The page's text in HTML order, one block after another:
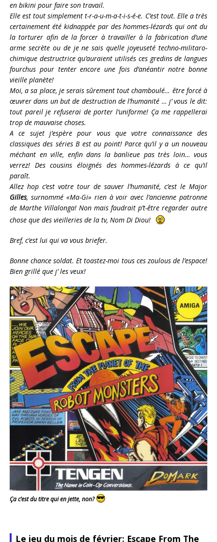
en bikini pour faire son travail.
Elle est tout simplement t-r-a-u-m-a-t-i-s-é-e. C’est tout. Elle a très
certainement été kidnappée par des hommes-lézards qui ont du
la torturer afin de la forcer à travailler à la fabrication d’une
arme secrète ou de je ne sais quelle joyeuseté techno-militaro-
chimique destructrice qu’auraient utilisés ces gredins de langues
fourchus pour tenter encore une fois d’anéantir notre bonne
vieille planète!
Moi, a sa place, je serais sûrement tout chamboulé… être forcé à
œuvrer dans un but de destruction de l’humanité … j’ vous le dit:
tout pareil je refuserai de porter l’uniforme! Ça me rappellerai
trop de mauvaise choses.
A ce sujet j’espère pour vous que votre connaissance des
classiques des séries B est au point! Parce qu’il y a un nouveau
méchant en ville, enfin dans la banlieue pas très loin… vous
verrez! Des cousins éloignés des hommes-lézards à ce qu’il
paraît.
Allez hop c’est votre tour de sauver l’humanité, c’est le Major
Gilles, surnommé «Ma-Gi» rien à voir avec l’ancienne patronne
de Marthe Villalonga! Non mais faudrait p’t-être regarder autre
chose que des vieilleries de la tv, Nom Di Diou!
Bref, c’est lui qui va vous briefer.
Bonne chance soldat. Et toastez-moi tous ces zoulous de l’espace!
Bien grillé que j’ les veux!
Ça c’est du titre qui en jette, non?
Le jeu du mois de février: Escape From The